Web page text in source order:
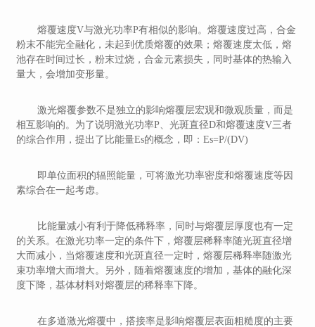
熔覆速度V与激光功率P有相似的影响。熔覆速度过高，合金
粉末不能完全融化，未起到优质熔覆的效果；熔覆速度太低，熔
池存在时间过长，粉末过烧，合金元素损失，同时基体的热输入
量大，会增加变形量。
激光熔覆参数不是独立的影响熔覆层宏观和微观质量，而是
相互影响的。为了说明激光功率P、光斑直径D和熔覆速度V三者
的综合作用，提出了比能量Es的概念，即：Es=P/(DV)
即单位面积的辐照能量，可将激光功率密度和熔覆速度等因
素综合在一起考虑。
比能量减小有利于降低稀释率，同时与熔覆层厚度也有一定
的关系。在激光功率一定的条件下，熔覆层稀释率随光斑直径增
大而减小，当熔覆速度和光斑直径一定时，熔覆层稀释率随激光
束功率增大而增大。另外，随着熔覆速度的增加，基体的融化深
度下降，基体材料对熔覆层的稀释率下降。
在多道激光熔覆中，搭接率是影响熔覆层表面粗糙度的主要